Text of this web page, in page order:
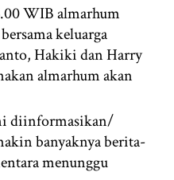
WIB almarhum
keluarga
Hakiki dan Harry
almarhum akan
diinformasikan/
banyaknya berita-
menunggu